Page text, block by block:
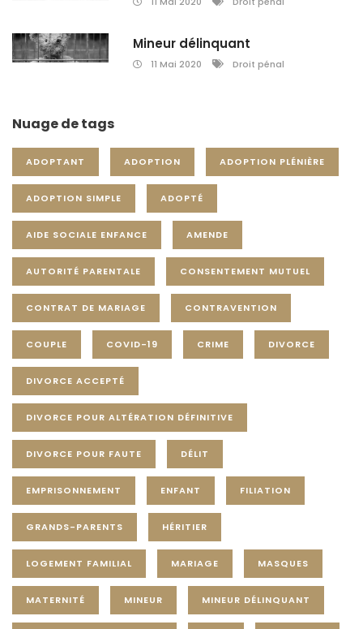
Mineur délinquant
11 Mai 2020 Droit pénal
Nuage de tags
ADOPTANT ADOPTION ADOPTION PLÉNIÈRE
ADOPTION SIMPLE ADOPTÉ
AIDE SOCIALE ENFANCE AMENDE
AUTORITÉ PARENTALE CONSENTEMENT MUTUEL
CONTRAT DE MARIAGE CONTRAVENTION
COUPLE COVID-19 CRIME DIVORCE
DIVORCE ACCEPTÉ
DIVORCE POUR ALTÉRATION DÉFINITIVE
DIVORCE POUR FAUTE DÉLIT
EMPRISONNEMENT ENFANT FILIATION
GRANDS-PARENTS HÉRITIER
LOGEMENT FAMILIAL MARIAGE MASQUES
MATERNITÉ MINEUR MINEUR DÉLINQUANT